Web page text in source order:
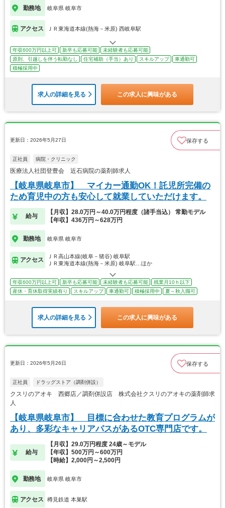
勤務地 岐阜県 岐阜市
アクセス ＪＲ東海道本線(熱海－米原) 西岐阜駅
年収600万円以上可 新卒も応募可能
未経験者も応募可能
原則、引越しを伴う転勤なし
住宅補助（手当）あり スキルアップ
車通勤可
積極採用中
求人の詳細を見る この求人に興味がある
更新日：2026年5月27日 保存する
正社員 病院・クリニック
医療法人社団登豊会 近石病院の薬剤師求人
【岐阜県岐阜市】 マイカー通勤OK！託児所完備の
ため育児中の方も安心して就業していただけます。
給与
【月収】28.0万円～40.0万円程度（諸手当込） 常勤モデル
【年収】436万円～628万円
勤務地 岐阜県 岐阜市
アクセス
ＪＲ高山本線(岐阜－猪谷) 岐阜駅
ＪＲ東海道本線(熱海－米原) 岐阜駅…ほか
年収600万円以上可 新卒も応募可能 未経験者も応募可能
残業月10ｈ以下
産休・育休取得実績有り
スキルアップ 車通勤可 積極採用中 夏～秋入職可
求人の詳細を見る この求人に興味がある
更新日：2026年5月26日 保存する
正社員 ドラッグストア（調剤併設）
クスリのアオキ 西郷店／調剤併設店 株式会社クスリのアオキの薬剤師求
人
【岐阜県岐阜市】 目標に合わせた教育プログラムが
あり、多彩なキャリアパスがあるOTC専門店です。
給与
【月収】29.0万円程度 24歳～モデル
【年収】500万円～600万円
【時給】2,000円～2,500円
勤務地 岐阜県 岐阜市
アクセス 樽見鉄道 本巣駅